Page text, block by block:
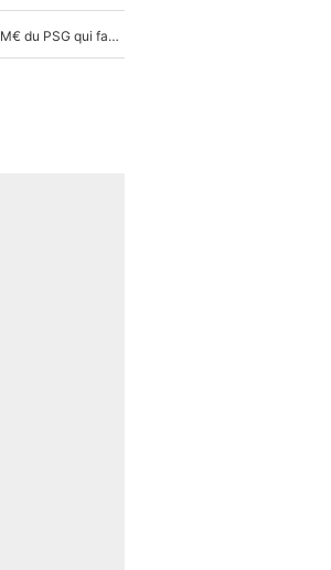
Akliouche, Mika Godts... La semaine à 100M€ du PSG qui fait basculer le mercato du PSG !